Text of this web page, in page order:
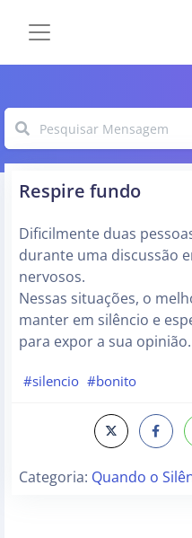
Respire fundo
Dificilmente duas
durante uma discussão
nervosos.
Nessas situações, o
manter em silêncio e
para expor a sua opinião.
#silencio #bonito
Categoria: Quando o